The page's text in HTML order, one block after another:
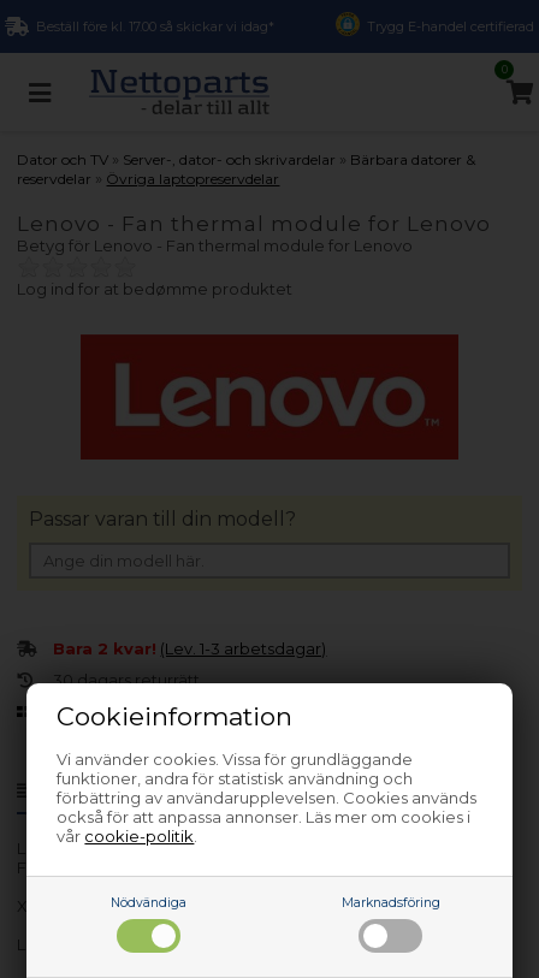
Cookieinformation
Vi använder cookies. Vissa för grundläggande
funktioner, andra för statistisk användning och
förbättring av användarupplevelsen. Cookies används
också för att anpassa annonser. Läs mer om cookies i
vår cookie-politik
Nödvändiga Marknadsföring
Beställ före kl. 17.00 så skickar vi idag* Trygg E-handel certifierad
0
Dator och TV » Server-, dator- och skrivardelar » Bärbara datorer &
reservdelar » Övriga laptopreservdelar
Lenovo - Fan thermal module for Lenovo
Betyg för Lenovo - Fan thermal module for Lenovo
Log ind for at bedømme produktet
Produktinfo Frågor om varan?
Lev. nr.: 01YR203
Fan thermal module for Lenovo
X1 Carbon 6th Gen
Lenovo Fan thermal module for Lenovo X1 Carbon 6th Gen
Bara 2 kvar! (Lev. 1-3 arbetsdagar)
30 dagars returrätt
Sedan 2006
Passar varan till din modell?